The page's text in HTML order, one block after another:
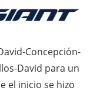
Concepción-
David para un
el inicio se hizo